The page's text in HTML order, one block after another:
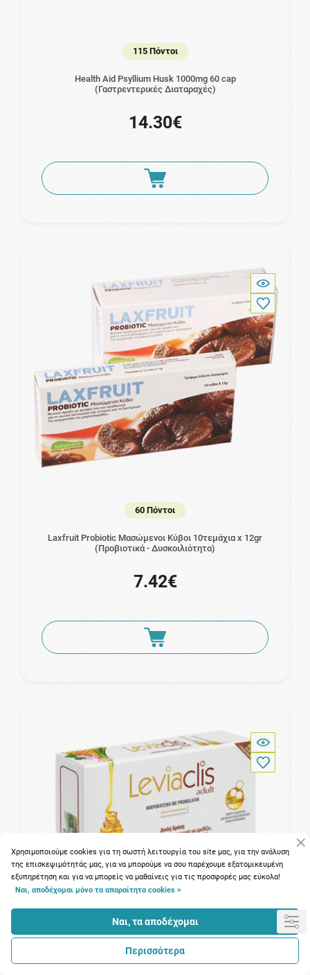
115 Πόντοι
Health Aid Psyllium Husk 1000mg 60 cap
(Γαστρεντερικές Διαταραχές)
14.30€
60 Πόντοι
Laxfruit Probiotic Μασώμενοι Κύβοι 10τεμάχια x 12gr
(Προβιοτικά - Δυσκοιλιότητα)
7.42€
Χρησιμοποιούμε cookies για τη σωστή λειτουργία του site μας, για την ανάλυση
της επισκεψιμότητάς μας, για να μπορούμε να σου παρέχουμε εξατομικευμένη
εξυπηρέτηση και για να μπορείς να μαθαίνεις για τις προσφορές μας εύκολα!
Ναι, αποδέχομαι μόνο τα απαραίτητα cookies >
Ναι, τα αποδέχομαι
Περισσότερα